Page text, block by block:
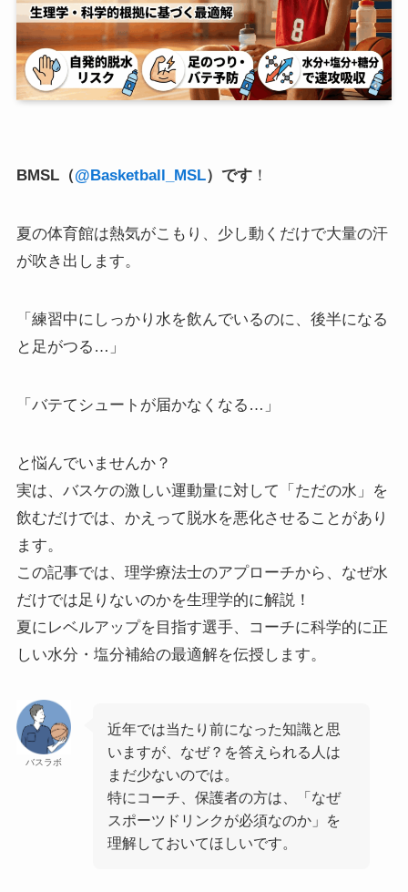
BMSL（@Basketball_MSL）です！
夏の体育館は熱気がこもり、少し動くだけで大量の汗
が吹き出します。
「練習中にしっかり水を飲んでいるのに、後半になる
と足がつる…」
「バテてシュートが届かなくなる…」
と悩んでいませんか？
実は、バスケの激しい運動量に対して「ただの水」を
飲むだけでは、かえって脱水を悪化させることがあり
ます。
この記事では、理学療法士のアプローチから、なぜ水
だけでは足りないのかを生理学的に解説！
夏にレベルアップを目指す選手、コーチに科学的に正
しい水分・塩分補給の最適解を伝授します。
バスラボ
近年では当たり前になった知識と思
いますが、なぜ？を答えられる人は
まだ少ないのでは。
特にコーチ、保護者の方は、「なぜ
スポーツドリンクが必須なのか」を
理解しておいてほしいです。